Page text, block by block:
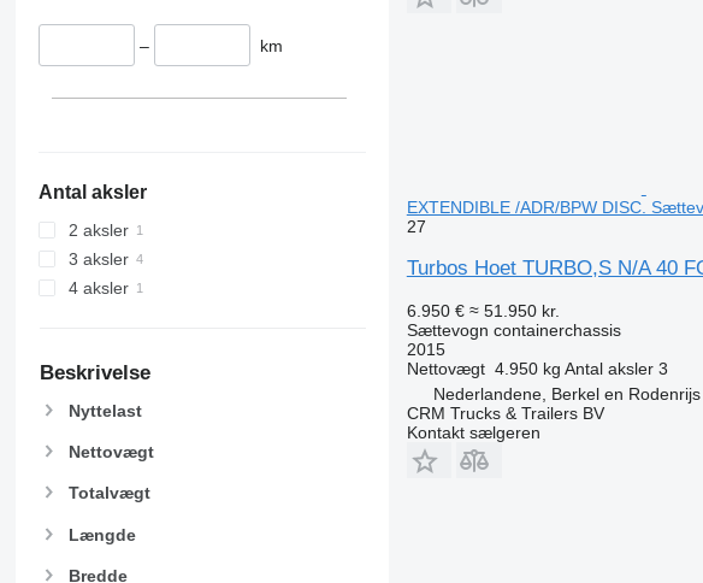
– km
Antal aksler
2 aksler
3 aksler
4 aksler
Beskrivelse
Nyttelast
Nettovægt
Totalvægt
Længde
Bredde
EXTENDIBLE /ADR/BPW DISC.
27
Turbos Hoet TURBO,S N/A 40
6.950 € ≈ 51.950 kr.
Sættevogn containerchassis
2015
Nettovægt 4.950 kg Antal aksler 3
Nederlandene, Berkel en Rodenrijs
CRM Trucks & Trailers BV
Kontakt sælgeren